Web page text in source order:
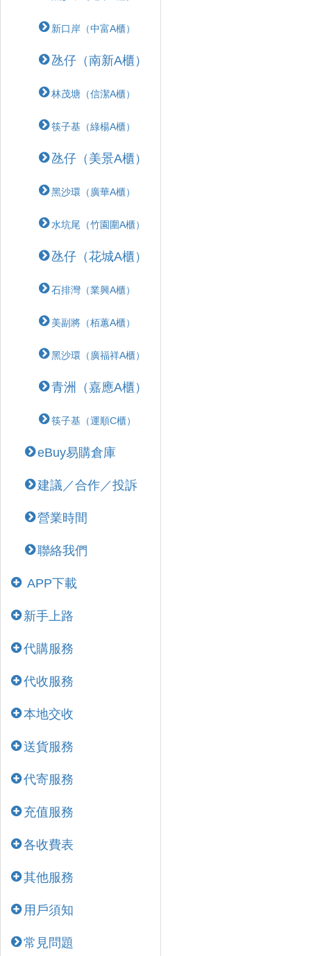
新口岸（中富A櫃）
氹仔（南新A櫃）
林茂塘（信潔A櫃）
筷子基（綠楊A櫃）
氹仔（美景A櫃）
黑沙環（廣華A櫃）
水坑尾（竹園圍A櫃）
氹仔（花城A櫃）
石排灣（業興A櫃）
美副將（栢蕙A櫃）
黑沙環（廣福祥A櫃）
青洲（嘉應A櫃）
筷子基（運順C櫃）
eBuy易購倉庫
建議／合作／投訴
營業時間
聯絡我們
APP下載
新手上路
代購服務
代收服務
本地交收
送貨服務
代寄服務
充值服務
各收費表
其他服務
用戶須知
常見問題